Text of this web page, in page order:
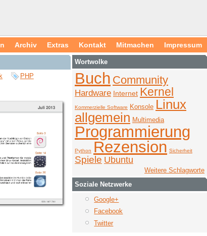
Archiv Extras Kontakt Mitmachen Impressum
PHP
Wortwolke
Buch Community
Hardware Internet Kernel
Kommerzielle Software Konsole Linux
allgemein Multimedia
Programmierung
Python Rezension Sicherheit
Spiele Ubuntu
Weitere Schlagworte
Soziale Netzwerke
Google+
Facebook
Twitter